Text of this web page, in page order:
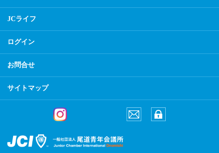
JCライフ
ログイン
お問合せ
サイトマップ